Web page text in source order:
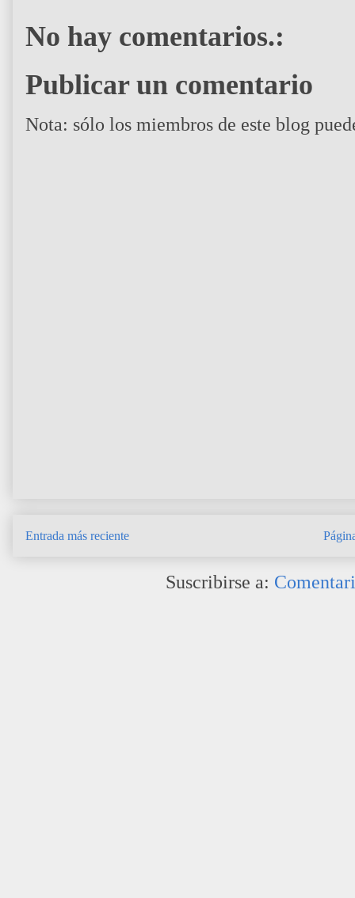
No hay comentarios.:
Publicar un comentario
Nota: sólo los miembros de este blog
Entrada más reciente
Suscribirse a: